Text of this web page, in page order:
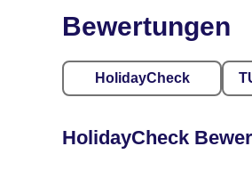
Bewertungen
HolidayCheck
HolidayCheck